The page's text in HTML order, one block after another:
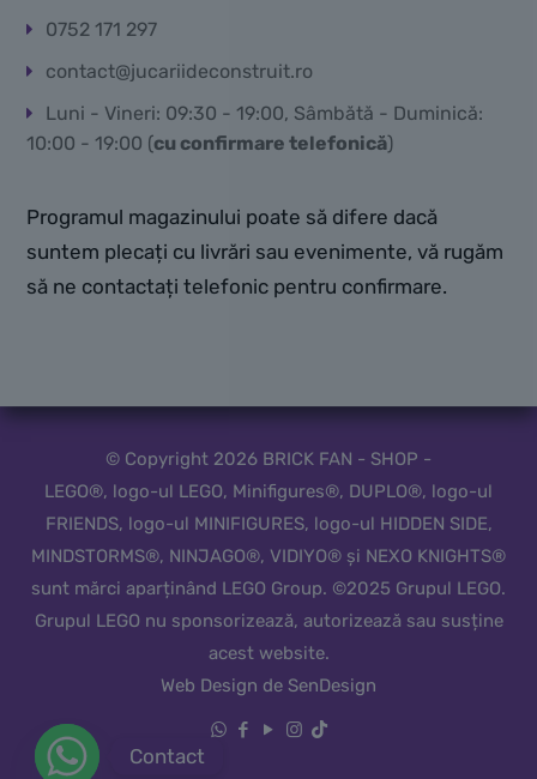
0752 171 297
contact@jucariideconstruit.ro
Luni - Vineri: 09:30 - 19:00, Sâmbătă - Duminică:
10:00 - 19:00 (cu confirmare telefonică)
Programul magazinului poate să difere dacă
suntem plecați cu livrări sau evenimente, vă rugăm
să ne contactați telefonic pentru confirmare.
© Copyright 2026 BRICK FAN - SHOP -
LEGO®, logo-ul LEGO, Minifigures®, DUPLO®, logo-ul
FRIENDS, logo-ul MINIFIGURES, logo-ul HIDDEN SIDE,
MINDSTORMS®, NINJAGO®, VIDIYO® și NEXO KNIGHTS®
sunt mărci aparținând LEGO Group. ©2025 Grupul LEGO.
Grupul LEGO nu sponsorizează, autorizează sau susține
acest website.
Web Design de SenDesign
Contact